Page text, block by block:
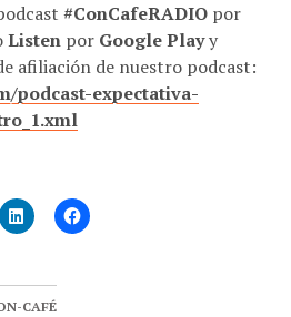
#ConCafeRADIO por
Listen por Google Playy
afiliación de nuestro podcast:
podcast-expectativa-
CAFÉ